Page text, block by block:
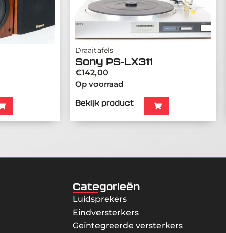
Draaitafels
Sony PS-LX311
€142,00
Op voorraad
Bekijk product
Categorieën
Luidsprekers
Eindversterkers
Geïntegreerde versterkers